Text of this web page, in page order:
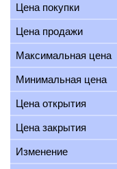
Цена покупки
Цена продажи
Максимальная цена
Минимальная цена
Цена открытия
Цена закрытия
Изменение